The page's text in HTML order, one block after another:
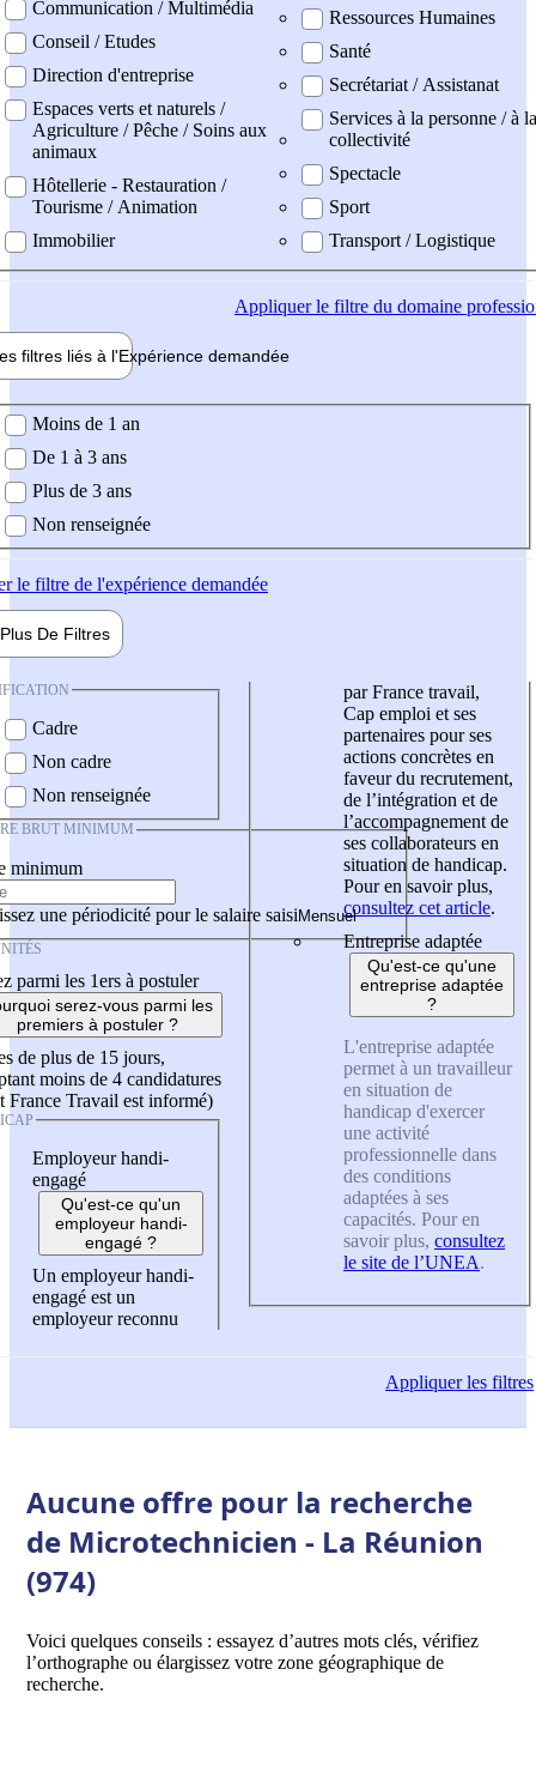
Communication / Multimédia
Conseil / Etudes
Direction d'entreprise
Espaces verts et naturels /
Agriculture / Pêche / Soins aux
animaux
Hôtellerie - Restauration /
Tourisme / Animation
Immobilier
Ressources Humaines
Santé
Secrétariat / Assistanat
Services à la personne / à la
collectivité
Spectacle
Sport
Transport / Logistique
Appliquerle filtre du domaine
filtres liés à l'Expérience demandée
demandée
Moins de 1 an
De 1 à 3 ans
Plus de 3 ans
Non renseignée
le filtre de l'expérience demandée
Plus De Filtres
Cadre
Non cadre
Non renseignée
BRUT MINIMUM
minimum
une périodicité pour le salaire saisi
parmi les 1ers à postuler
serez-vous parmi les
premiers à postuler ?
de plus de 15 jours,
moins de 4 candidatures
France Travail est informé)
Employeur handi-
engagé
Qu'est-ce qu'un
employeur handi-
engagé ?
Un employeur handi-
engagé est un
employeur reconnu
par France travail,
Cap emploi et ses
partenaires pour ses
actions concrètes en
faveur du recrutement,
de l’intégration et de
l’accompagnement de
ses collaborateurs en
situation de handicap.
Pour en savoir plus,
consultez cet article.
Entreprise adaptée
Qu'est-ce qu'une
entreprise adaptée
?
L'entreprise adaptée
permet à un travailleur
en situation de
handicap d'exercer
une activité
professionnelle dans
des conditions
adaptées à ses
capacités. Pour en
savoir plus, consultez
le site de l’UNEA.
Appliquerles filtres
Aucune offre pour la recherche
de Microtechnicien - La Réunion
(974)
Voici quelques conseils : essayez d’autres mots clés, vérifiez
l’orthographe ou élargissez votre zone géographique de
recherche.